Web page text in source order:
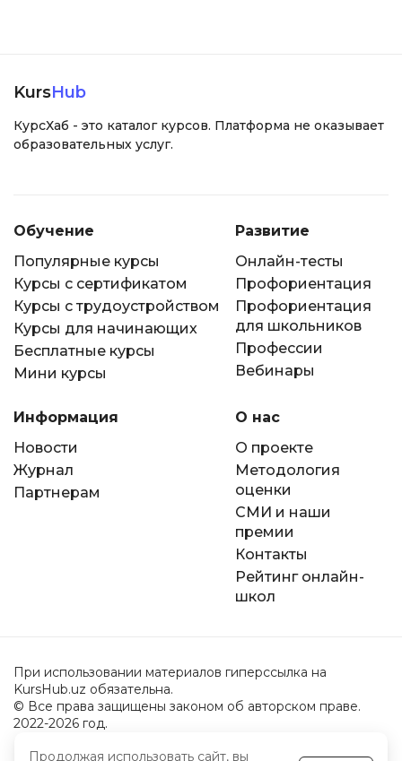
KursHub
КурсХаб - это каталог курсов. Платформа не оказывает
образовательных услуг.
Обучение
Популярные курсы
Курсы с сертификатом
Курсы с трудоустройством
Курсы для начинающих
Бесплатные курсы
Мини курсы
Развитие
Онлайн-тесты
Профориентация
Профориентация
для школьников
Профессии
Вебинары
Информация
Новости
Журнал
Партнерам
О нас
О проекте
Методология
оценки
СМИ и наши
премии
Контакты
Рейтинг онлайн-
школ
При использовании материалов гиперссылка на
KursHub.uz обязательна.
© Все права защищены законом об авторском праве.
2022-2026 год.
Продолжая использовать сайт, вы